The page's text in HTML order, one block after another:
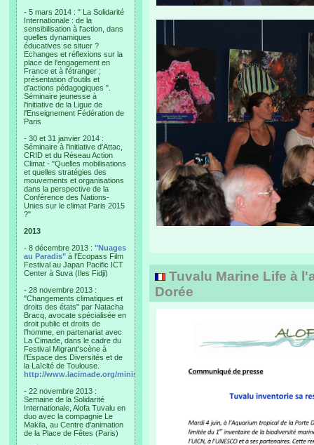
- 5 mars 2014 : " La Solidarité
Internationale : de la
sensibilisation à l'action, dans
quelles dynamiques
éducatives se situer ?
Echanges et réflexions sur la
place de l'engagement en
France et à l'étranger ;
présentation d'outils et
d'actions pédagogiques ".
Séminaire jeunesse à
l'initiative de la Ligue de
l'Enseignement Fédération de
Paris
- 30 et 31 janvier 2014 :
Séminaire à l'initiative d'Attac,
CRID et du Réseau Action
Climat - "Quelles mobilisations
et quelles stratégies des
mouvements et organisations
dans la perspective de la
Conférence des Nations-
Unies sur le climat Paris 2015
?"
2013
- 8 décembre 2013 : "Nuages
au Paradis" à l'Ecopass Film
Festival au Japan Pacific ICT
Center à Suva (Iles Fidji)
- 28 novembre 2013 :
"Changements climatiques et
droits des états" par Natacha
Bracq, avocate spécialisée en
droit public et droits de
l'homme, en partenariat avec
La Cimade, dans le cadre du
Festival Migrant'scène à
l'Espace des Diversités et de
la Laïcité de Toulouse.
http://www.lacimade.org/minisites/migrantscene
- 22 novembre 2013 :
Semaine de la Solidarité
Internationale, Alofa Tuvalu en
duo avec la compagnie Le
Makila, au Centre d'animation
de la Place de Fêtes (Paris)
Tuvalu Marine Life à
Dorée